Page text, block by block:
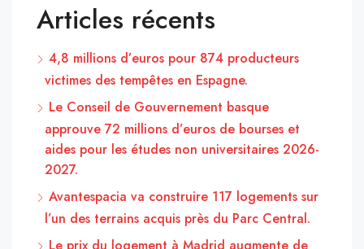
Articles récents
4,8 millions d’euros pour 874 producteurs
victimes des tempêtes en Espagne.
Le Conseil de Gouvernement basque
approuve 72 millions d’euros de bourses et
aides pour les études non universitaires 2026-
2027.
Avantespacia va construire 117 logements sur
l’un des terrains acquis près du Parc Central.